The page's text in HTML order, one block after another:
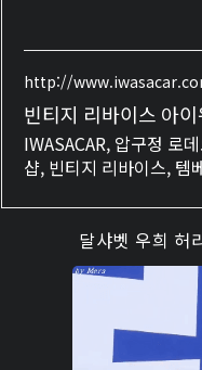
http://
빈티지 리바이스 아
IWASACAR, 압구정 로
샵, 빈티지 리바이스, 템
달샤벳 우희 허